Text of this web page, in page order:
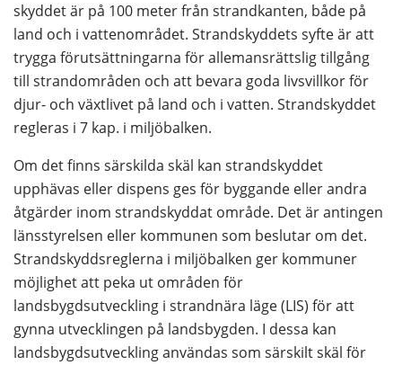
skyddet är på 100 meter från strandkanten, både på
land och i vattenområdet. Strandskyddets syfte är att
trygga förutsättningarna för allemansrättslig tillgång
till strandområden och att bevara goda livsvillkor för
djur- och växtlivet på land och i vatten. Strandskyddet
regleras i 7 kap. i miljöbalken.
Om det finns särskilda skäl kan strandskyddet
upphävas eller dispens ges för byggande eller andra
åtgärder inom strandskyddat område. Det är antingen
länsstyrelsen eller kommunen som beslutar om det.
Strandskyddsreglerna i miljöbalken ger kommuner
möjlighet att peka ut områden för
landsbygdsutveckling i strandnära läge (LIS) för att
gynna utvecklingen på landsbygden. I dessa kan
landsbygdsutveckling användas som särskilt skäl för